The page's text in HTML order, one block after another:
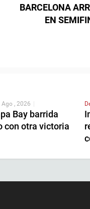
BARCELONA
EN
Ago , 2026 |
Bay barrida
con otra victoria